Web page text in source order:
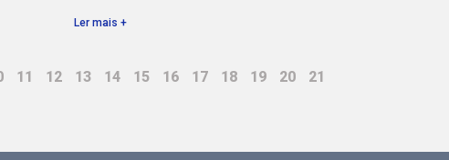
Ler mais +
11 12 13 14 15 16 17 18 19 20 21